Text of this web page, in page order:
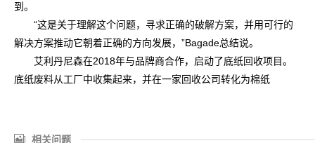
到。
“这是关于理解这个问题，寻求正确的破解方案，并用可行的
解决方案推动它朝着正确的方向发展，”Bagade总结说。
艾利丹尼森在2018年与品牌商合作，启动了底纸回收项目。
底纸废料从工厂中收集起来，并在一家回收公司转化为棉纸
相关问题